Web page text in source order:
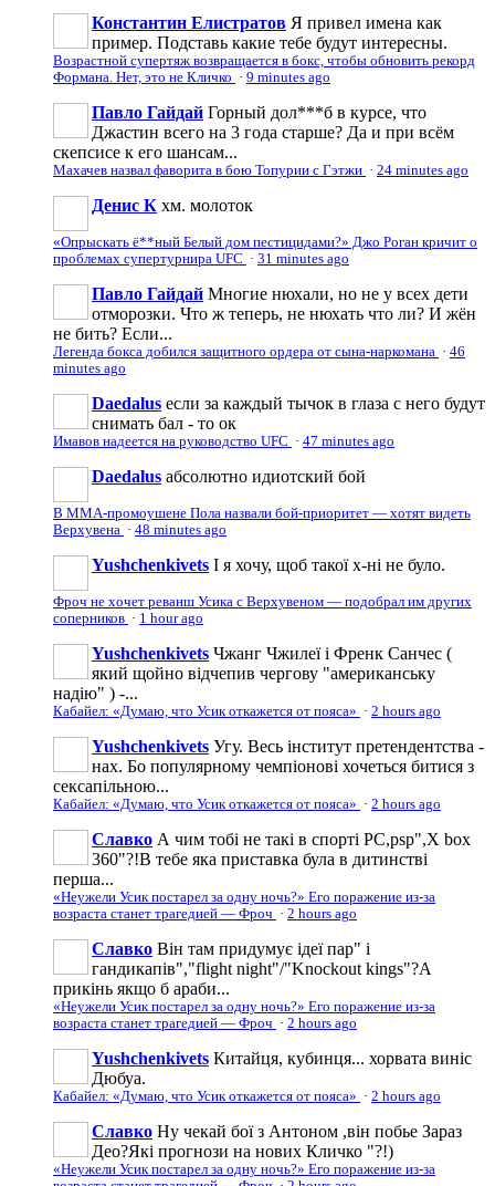
Константин Елистратов Я привел имена как
пример. Подставь какие тебе будут интересны.
Возрастной супертяж возвращается в бокс, чтобы обновить рекорд
Формана. Нет, это не Кличко · 9 minutes ago
Павло Гайдай Горный дол***б в курсе, что
Джастин всего на 3 года старше? Да и при всём
скепсисе к его шансам...
Махачев назвал фаворита в бою Топурии с Гэтжи · 24 minutes ago
Денис К хм. молоток
«Опрыскать ё**ный Белый дом пестицидами?» Джо Роган кричит о
проблемах супертурнира UFC · 31 minutes ago
Павло Гайдай Многие нюхали, но не у всех дети
отморозки. Что ж теперь, не нюхать что ли? И жён
не бить? Если...
Легенда бокса добился защитного ордера от сына-наркомана · 46
minutes ago
Daedalus если за каждый тычок в глаза с него будут
снимать бал - то ок
Имавов надеется на руководство UFC · 47 minutes ago
Daedalus абсолютно идиотский бой
В ММА-промоушене Пола назвали бой-приоритет — хотят видеть
Верхувена · 48 minutes ago
Yushchenkivets І я хочу, щоб такої х-ні не було.
Фроч не хочет реванш Усика с Верхувеном — подобрал им других
соперников · 1 hour ago
Yushchenkivets Чжанг Чжилеї і Френк Санчес (
який щойно відчепив чергову "американську
надію" ) -...
Кабайел: «Думаю, что Усик откажется от пояса» · 2 hours ago
Yushchenkivets Угу. Весь інститут претендентства -
нах. Бо популярному чемпіонові хочеться битися з
сексапільною...
Кабайел: «Думаю, что Усик откажется от пояса» · 2 hours ago
Славко А чим тобі не такі в спорті PC,psp",X box
360"?!В тебе яка приставка була в дитинстві
перша...
«Неужели Усик постарел за одну ночь?» Его поражение из-за
возраста станет трагедией — Фроч · 2 hours ago
Славко Він там придумує ідеї пар" і
гандикапів","flight night"/"Knockout kings"?А
прикінь якщо б араби...
«Неужели Усик постарел за одну ночь?» Его поражение из-за
возраста станет трагедией — Фроч · 2 hours ago
Yushchenkivets Китайця, кубинця... хорвата виніс
Дюбуа.
Кабайел: «Думаю, что Усик откажется от пояса» · 2 hours ago
Славко Ну чекай бої з Антоном ,він побье Зараз
Део?Які прогнози на нових Кличко "?!)
«Неужели Усик постарел за одну ночь?» Его поражение из-за